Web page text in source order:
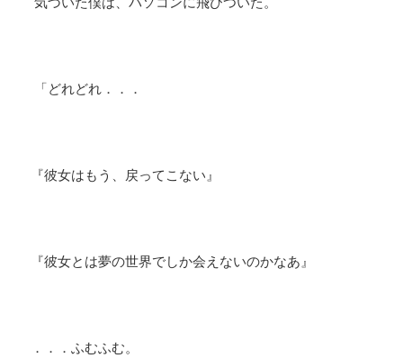
「どれどれ．．．
『彼女はもう、戻ってこない』
『彼女とは夢の世界でしか会えないのかなあ』
．．．ふむふむ。